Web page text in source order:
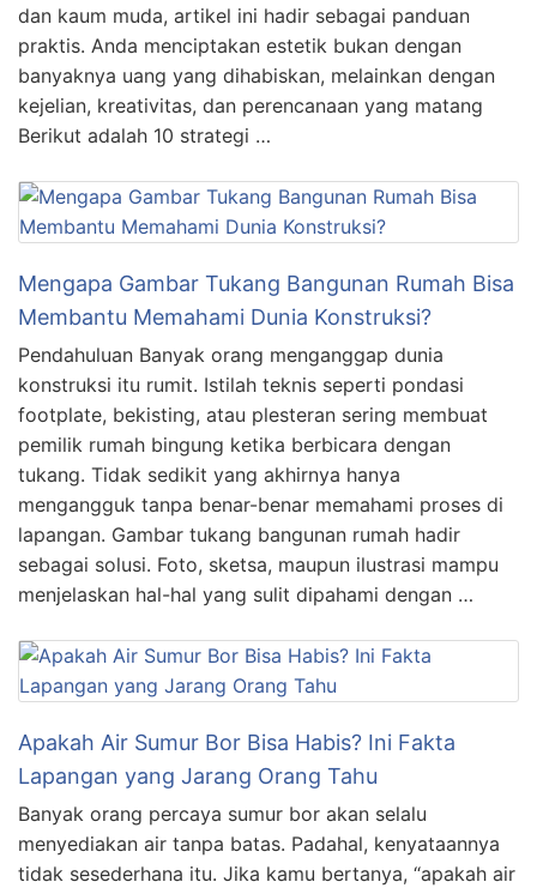
dan kaum muda, artikel ini hadir sebagai panduan
praktis. Anda menciptakan estetik bukan dengan
banyaknya uang yang dihabiskan, melainkan dengan
kejelian, kreativitas, dan perencanaan yang matang
Berikut adalah 10 strategi …
Mengapa Gambar Tukang Bangunan Rumah Bisa
Membantu Memahami Dunia Konstruksi?
Pendahuluan Banyak orang menganggap dunia
konstruksi itu rumit. Istilah teknis seperti pondasi
footplate, bekisting, atau plesteran sering membuat
pemilik rumah bingung ketika berbicara dengan
tukang. Tidak sedikit yang akhirnya hanya
mengangguk tanpa benar-benar memahami proses di
lapangan. Gambar tukang bangunan rumah hadir
sebagai solusi. Foto, sketsa, maupun ilustrasi mampu
menjelaskan hal-hal yang sulit dipahami dengan …
Apakah Air Sumur Bor Bisa Habis? Ini Fakta
Lapangan yang Jarang Orang Tahu
Banyak orang percaya sumur bor akan selalu
menyediakan air tanpa batas. Padahal, kenyataannya
tidak sesederhana itu. Jika kamu bertanya, “apakah air